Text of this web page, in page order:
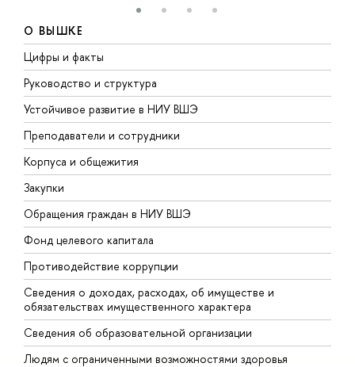
О ВЫШКЕ
Цифры и факты
Руководство и структура
Устойчивое развитие в НИУ ВШЭ
Преподаватели и сотрудники
Корпуса и общежития
Закупки
Обращения граждан в НИУ ВШЭ
Фонд целевого капитала
Противодействие коррупции
Сведения о доходах, расходах, об имуществе и
обязательствах имущественного характера
Сведения об образовательной организации
Людям с ограниченными возможностями здоровья